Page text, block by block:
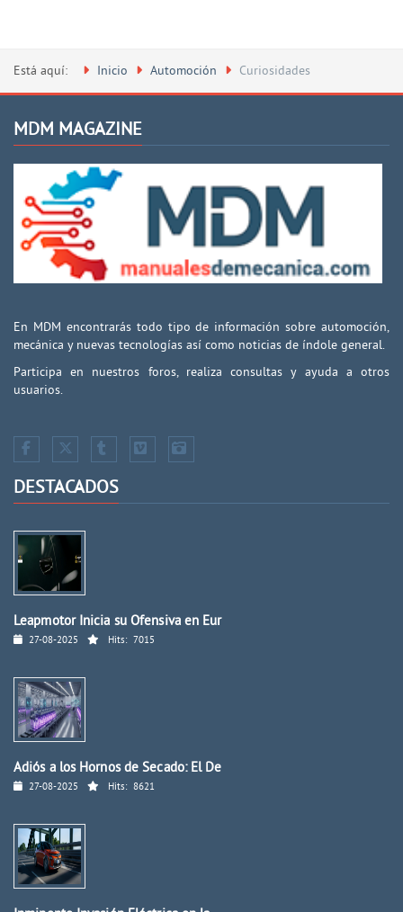
Está aquí: Inicio Automoción Curiosidades
MDM MAGAZINE
En MDM encontrarás todo tipo de información sobre automoción,
mecánica y nuevas tecnologías así como noticias de índole general.
Participa en nuestros foros, realiza consultas y ayuda a otros
usuarios.
DESTACADOS
Leapmotor Inicia su Ofensiva en Eur
27-08-2025 Hits: 7015
Adiós a los Hornos de Secado: El De
27-08-2025 Hits: 8621